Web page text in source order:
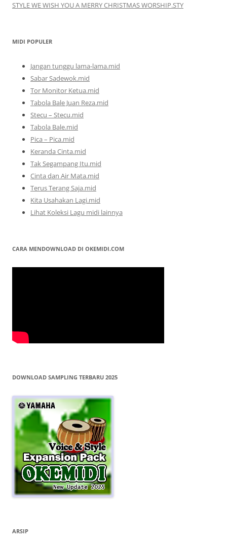
STYLE WE WISH YOU A MERRY CHRISTMAS WORSHIP.STY
MIDI POPULER
Jangan tunggu lama-lama.mid
Sabar Sadewok.mid
Tor Monitor Ketua.mid
Tabola Bale Juan Reza.mid
Stecu – Stecu.mid
Tabola Bale.mid
Pica – Pica.mid
Keranda Cinta.mid
Tak Segampang Itu.mid
Cinta dan Air Mata.mid
Terus Terang Saja.mid
Kita Usahakan Lagi.mid
Lihat Koleksi Lagu midi lainnya
CARA MENDOWNLOAD DI OKEMIDI.COM
DOWNLOAD SAMPLING TERBARU 2025
ARSIP